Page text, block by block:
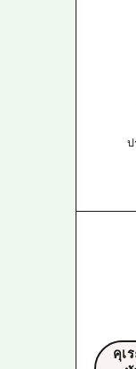
ป
คุเ